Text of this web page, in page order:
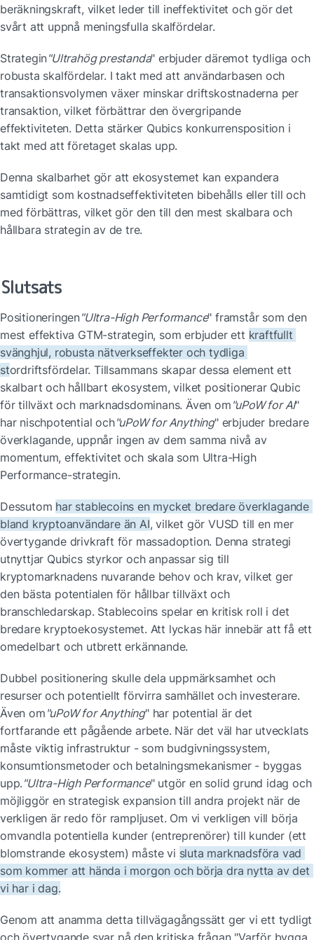
beräkningskraft, vilket leder till ineffektivitet och gör det
svårt att uppnå meningsfulla skalfördelar.
Strategin"Ultrahög prestanda" erbjuder däremot tydliga och
robusta skalfördelar. I takt med att användarbasen och
transaktionsvolymen växer minskar driftskostnaderna per
transaktion, vilket förbättrar den övergripande
effektiviteten. Detta stärker Qubics konkurrensposition i
takt med att företaget skalas upp.
Denna skalbarhet gör att ekosystemet kan expandera
samtidigt som kostnadseffektiviteten bibehålls eller till och
med förbättras, vilket gör den till den mest skalbara och
hållbara strategin av de tre.
Slutsats
Positioneringen"Ultra-High Performance" framstår som den
mest effektiva GTM-strategin, som erbjuder ett kraftfullt
svänghjul, robusta nätverkseffekter och tydliga
stordriftsfördelar. Tillsammans skapar dessa element ett
skalbart och hållbart ekosystem, vilket positionerar Qubic
för tillväxt och marknadsdominans. Även om "uPoW for AI"
har nischpotential och"uPoW for Anything" erbjuder bredare
överklagande, uppnår ingen av dem samma nivå av
momentum, effektivitet och skala som Ultra-High
Performance-strategin.
Dessutom har stablecoins en mycket bredare överklagande
bland kryptoanvändare än AI, vilket gör VUSD till en mer
övertygande drivkraft för massadoption. Denna strategi
utnyttjar Qubics styrkor och anpassar sig till
kryptomarknadens nuvarande behov och krav, vilket ger
den bästa potentialen för hållbar tillväxt och
branschledarskap. Stablecoins spelar en kritisk roll i det
bredare kryptoekosystemet. Att lyckas här innebär att få ett
omedelbart och utbrett erkännande.
Dubbel positionering skulle dela uppmärksamhet och
resurser och potentiellt förvirra samhället och investerare.
Även om "uPoW for Anything" har potential är det
fortfarande ett pågående arbete. När det väl har utvecklats
måste viktig infrastruktur - som budgivningssystem,
konsumtionsmetoder och betalningsmekanismer - byggas
upp. "Ultra-High Performance" utgör en solid grund idag och
möjliggör en strategisk expansion till andra projekt när de
verkligen är redo för rampljuset. Om vi verkligen vill börja
omvandla potentiella kunder (entreprenörer) till kunder (ett
blomstrande ekosystem) måste vi sluta marknadsföra vad
som kommer att hända i morgon och börja dra nytta av det
vi har i dag.
Genom att anamma detta tillvägagångssätt ger vi ett tydligt